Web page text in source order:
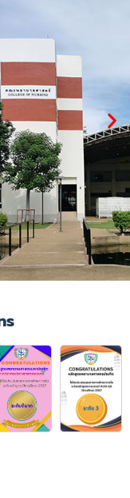
ศึกษา
ร
ภาการ
ให้การ
ตร์